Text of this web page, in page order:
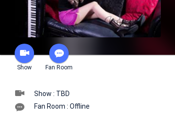
Show Fan Room
Show : TBD
Fan Room : Offline